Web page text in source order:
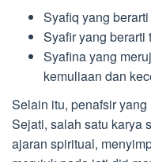
Syafiq yang
Syafir yang berarti
Syafina yang
kemuliaan dan
Selain itu, penafsir
Sejati, salah satu karya
ajaran spiritual,